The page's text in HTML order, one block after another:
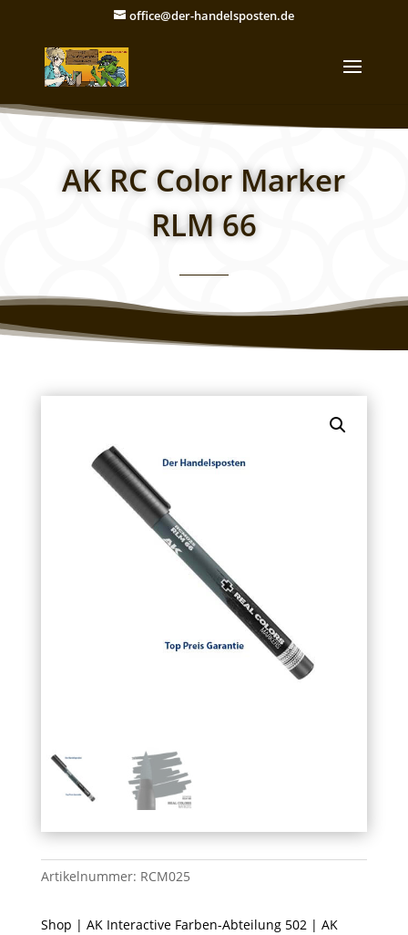
office@der-handelsposten.de
AK RC Color Marker
RLM 66
Artikelnummer: RCM025
Shop | AK Interactive Farben-Abteilung 502| AK